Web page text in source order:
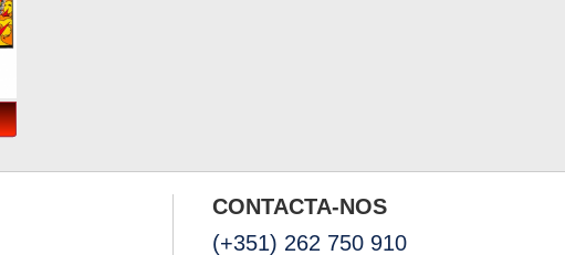
CONTACTA-NOS
(+351) 262 750 910